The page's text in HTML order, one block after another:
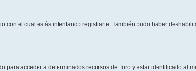
el cual estás intentando registrarte. También pudo haber
acceder a determinados recursos del foro y estar identificado al